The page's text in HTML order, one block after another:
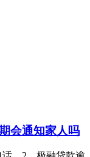
会通知家人吗